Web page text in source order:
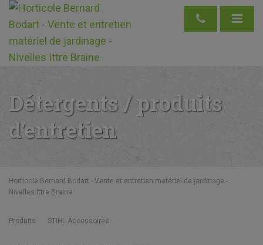
Détergents / produits
d'entretien
Horticole Bernard Bodart - Vente et entretien matériel de jardinage -
Nivelles Ittre Braine
Produits STIHL Accessoires